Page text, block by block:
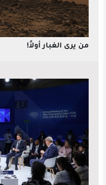
من يرى الغبار أولاً!